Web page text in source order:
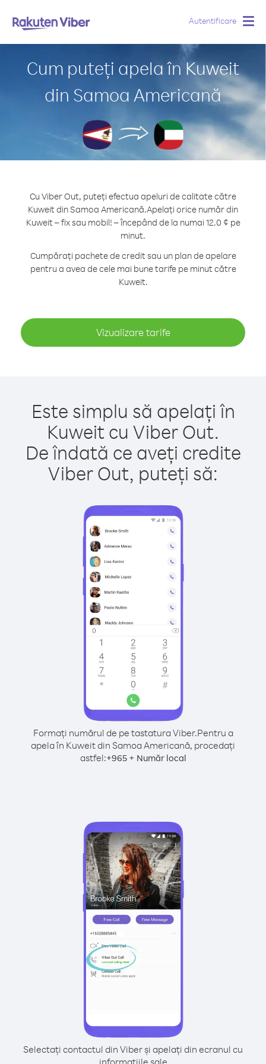
Autentificare
Cum puteți apela în Kuweit
din Samoa Americană
Cu Viber Out, puteți efectua apeluri de calitate către
Kuweit din Samoa Americană.Apelați orice număr din
Kuweit – fix sau mobil! – începând de la numai 12.0 ¢ pe
minut.
Cumpărați pachete de credit sau un plan de apelare
pentru a avea de cele mai bune tarife pe minut către
Kuweit.
Vizualizare tarife
Este simplu să apelați în
Kuweit cu Viber Out.
De îndată ce aveți credite
Viber Out, puteți să:
Formați numărul de pe tastatura Viber.Pentru a
apela în Kuweit din Samoa Americană, procedați
astfel:+965+ Număr local
Selectați contactul din Viber și apelați din ecranul cu
informațiile sale